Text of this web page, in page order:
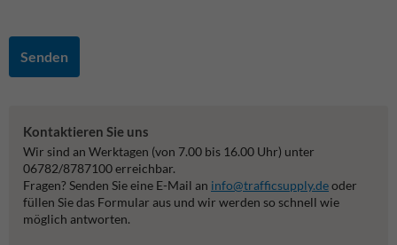
Senden
Kontaktieren Sie uns
Wir sind an Werktagen (von 7.00 bis 16.00 Uhr) unter
06782/8787100 erreichbar.
Fragen? Senden Sie eine E-Mail an info@trafficsupply.deoder
füllen Sie das Formular aus und wir werden so schnell wie
möglich antworten.